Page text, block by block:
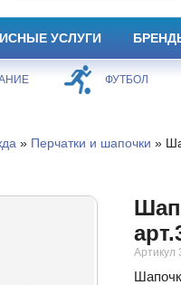
УСЛУГИ
ФУТБОЛ
» Перчатки и шапочки »
Артикул